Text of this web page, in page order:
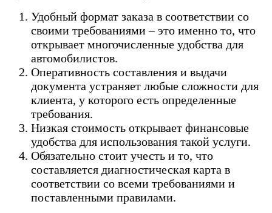
Удобный формат заказа в соответствии со
своими требованиями – это именно то, что
открывает многочисленные удобства для
автомобилистов.
Оперативность составления и выдачи
документа устраняет любые сложности для
клиента, у которого есть определенные
требования.
Низкая стоимость открывает финансовые
удобства для использования такой услуги.
Обязательно стоит учесть и то, что
составляется диагностическая карта в
соответствии со всеми требованиями и
поставленными правилами.